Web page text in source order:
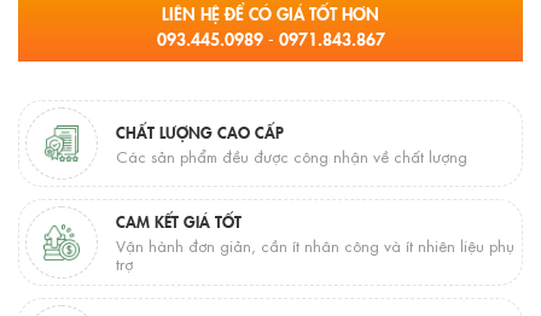
LIÊN HỆ ĐỂ CÓ GIÁ TỐT HƠN
093.445.0989 - 0971.843.867
CHẤT LƯỢNG CAO CẤP
Các sản phẩm đều được công nhận về chất lượng
CAM KẾT GIÁ TỐT
Vận hành đơn giản, cần ít nhân công và ít nhiên liệu phụ
trợ